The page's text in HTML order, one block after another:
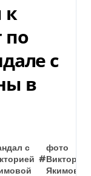
к
по
с
в
с
#
фото
Виктории
Якимовой